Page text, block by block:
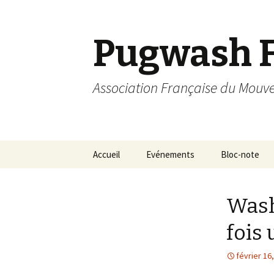
Pugwash
Association Française du
Accueil Evénements Bloc-note
fois
février